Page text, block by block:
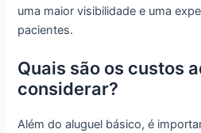
uma maior visibilidade e uma
pacientes.
Quais são os custos
considerar?
Além do aluguel básico, é